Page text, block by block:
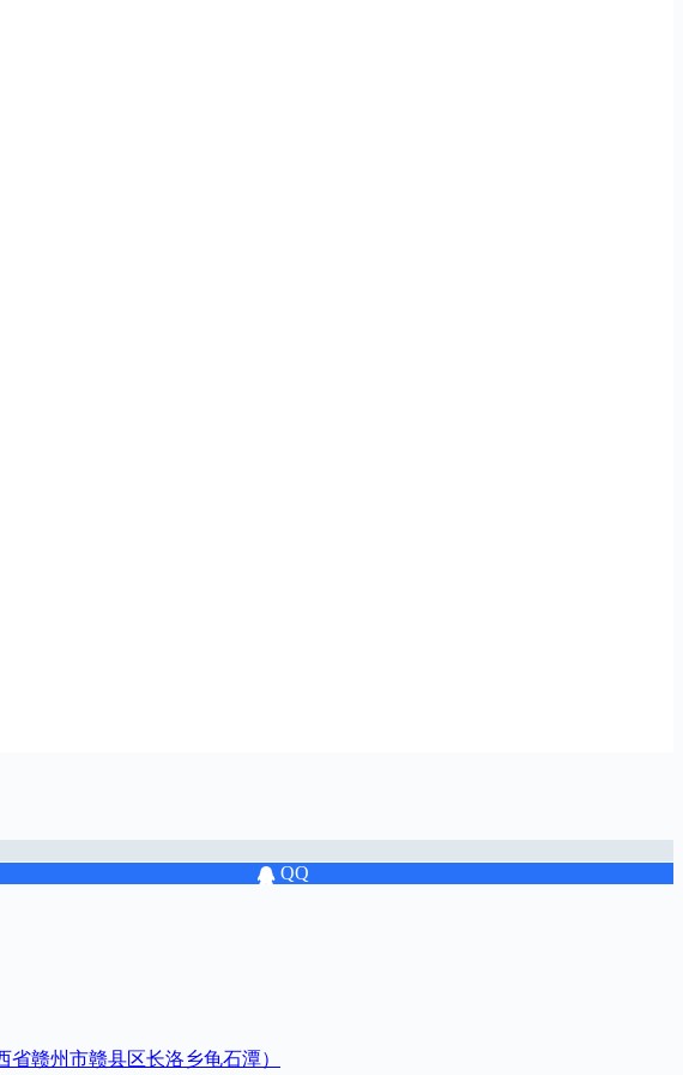
QQ
赣州市赣县区长洛乡龟石潭）